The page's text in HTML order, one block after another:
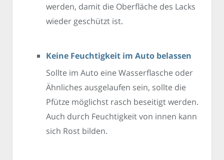
werden, damit die Oberfläche des Lacks
wieder geschützt ist.
Keine Feuchtigkeit im Auto belassen
Sollte im Auto eine Wasserflasche oder
Ähnliches ausgelaufen sein, sollte die
Pfütze möglichst rasch beseitigt werden.
Auch durch Feuchtigkeit von innen kann
sich Rost bilden.